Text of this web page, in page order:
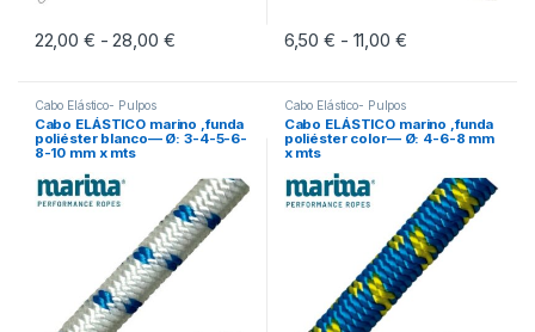
22,00 € - 28,00 €Rango de precios: desde 22,00 € hasta
Este producto tiene múltiples variantes. Las opciones se pueden
6,50€ - 11,00 €Rango de
Este producto tiene múltiples
Cabo Elástico- Pulpos
Cabo ELÁSTICO marino ,funda
poliéster blanco— Ø: 3-4-5-6-
8-10 mm x mts
Cabo Elástico- Pulpos
Cabo ELÁSTICO marino ,funda
poliéster color— Ø: 4-6-8 mm
x mts